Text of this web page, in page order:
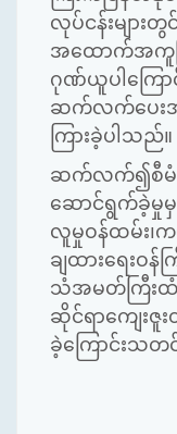
လုပ်ငန်းများ
အထောက်အကူ
ဂုဏ်ယူပါကြေ
ဆက်လက်ပေးအပ်
ကြားခဲ့ပါသည်။
ဆက်လက်၍စီမံ
ဆောင်ရွက်ခဲ့မှု
လူမှုဝန်ထမ်း၊
ချထားရေးဝ
သံအမတ်ကြီးထံသို့
ဆိုင်ရာကျေး
ခဲ့ကြောင်းသတ